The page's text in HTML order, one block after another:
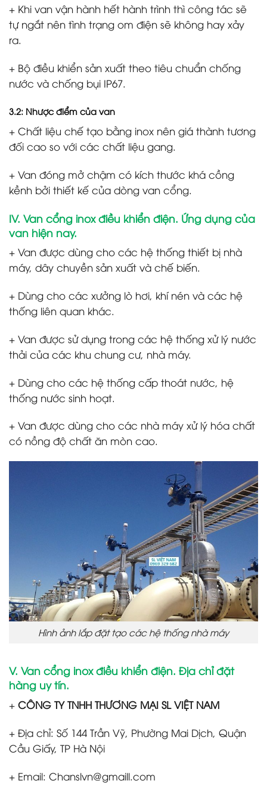
+ Khi van vận hành hết hành trình thì công tác sẽ
tự ngắt nên tình trạng om điện sẽ không hay xảy
ra.
+ Bộ điều khiển sản xuất theo tiêu chuẩn chống
nước và chống bụi IP67.
3.2: Nhược điểm của van
+ Chất liệu chế tạo bằng inox nên giá thành tương
đối cao so với các chất liệu gang.
+ Van đóng mở chậm có kích thước khá cồng
kềnh bởi thiết kế của dòng van cổng.
IV. Van cổng inox điều khiển điện. Ứng dụng của
van hiện nay.
+ Van được dùng cho các hệ thống thiết bị nhà
máy, dây chuyền sản xuất và chế biến.
+ Dùng cho các xưởng lò hơi, khí nén và các hệ
thống liên quan khác.
+ Van được sử dụng trong các hệ thống xử lý nước
thải của các khu chung cư, nhà máy.
+ Dùng cho các hệ thống cấp thoát nước, hệ
thống nước sinh hoạt.
+ Van được dùng cho các nhà máy xử lý hóa chất
có nồng độ chất ăn mòn cao.
Hình ảnh lắp đặt tạo các hệ thống nhà máy
V. Van cổng inox điều khiển điện. Địa chỉ đặt
hàng uy tín.
+ CÔNG TY TNHH THƯƠNG MẠI SL VIỆT NAM
+ Địa chỉ: Số 144 Trần Vỹ, Phường Mai Dịch, Quận
Cầu Giấy, TP Hà Nội
+ Email: Chanslvn@gmaill.com